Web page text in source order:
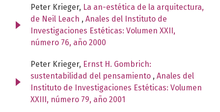
Peter Krieger, La an-estética de la arquitectura,
de Neil Leach , Anales del Instituto de
Investigaciones Estéticas: Volumen XXII,
número 76, año 2000
Peter Krieger, Ernst H. Gombrich:
sustentabilidad del pensamiento , Anales del
Instituto de Investigaciones Estéticas: Volumen
XXIII, número 79, año 2001